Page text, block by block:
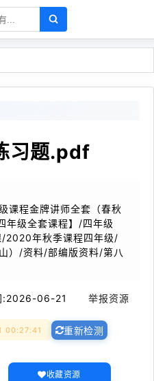
习题.pdf
课程金牌讲师全套（春秋
年级全套课程】/四年级
2020年秋季课程四年级/
）/资料/部编版资料/第八
:2026-06-21 举报资源
00:27:41 重新检测
收藏资源